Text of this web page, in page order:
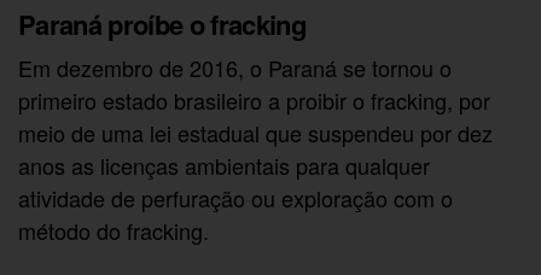
Paraná proíbe o fracking
Em dezembro de 2016, o Paraná se tornou o
primeiro estado brasileiro a proibir o fracking, por
meio de uma lei estadual que suspendeu por dez
anos as licenças ambientais para qualquer
atividade de perfuração ou exploração com o
método do fracking.